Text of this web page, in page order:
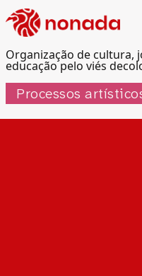
Organização de cultura,
educação pelo viés
Processos